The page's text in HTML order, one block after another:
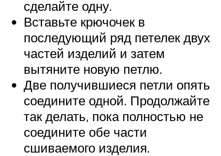
сделайте одну.
Вставьте крючочек в
последующий ряд петелек двух
частей изделий и затем
вытяните новую петлю.
Две получившиеся петли опять
соедините одной. Продолжайте
так делать, пока полностью не
соедините обе части
сшиваемого изделия.